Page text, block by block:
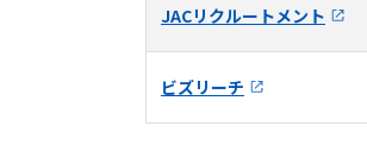
JACリクルートメント
ビズリーチ